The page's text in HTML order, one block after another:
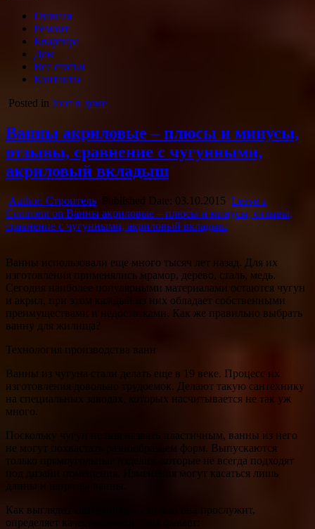
Главная
Ремонт
Квартира
Дом
Все статьи
Контакты
Posted in Уют в доме
Ванны акриловые – плюсы и минусы,
отзывы, сравнение с чугунными,
акриловый вкладыш
Author: Строитель Published Date: 03.10.2015 Leave a
Comment on Ванны акриловые – плюсы и минусы, отзывы,
сравнение с чугунными, акриловый вкладыш
Ванны использовали еще много тысяч лет назад. Для их
изготовления применялись мрамор, дерево, сталь, медь.
Сегодня наиболее популярными материалами остаются чугун
и акрил, при этом каждый из них обладает собственными
преимуществами и недостатками. Как же правильно выбрать
ванну для жилища?
Технология производства ванн
Ванны из чугуна стали делать еще в 19 веке. Процесс их
изготовления довольно трудоемок. Делают такую сантехнику
на специальных заводах, которых насчитывается не так уж
много.
Поскольку чугун нельзя назвать пластичным, ванны из него
не могут похвастать разнообразием форм. Выпускаются
только прямоугольные изделия, которые не всегда подходят
под дизайн помещения. Изменения могут касаться лишь
длины и ширины ванны.
Как выглядит сантехника и сколько она прослужит,
определяет качество эмали. Она бывает: